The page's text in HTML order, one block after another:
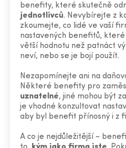
benefity, které skutečně
jednotlivců. Nevybírejte z
zkoumejte, co lidé ve vaší
nastavených benefitů, které
větší hodnotu než patnáct
neví, nebo se je bojí použít.
Nezapomínejte ani na
Některé benefity pro
uznatelné, jiné mohou být
je vhodné konzultovat
aby byl benefit přínosný i z
A co je nejdůležitější –